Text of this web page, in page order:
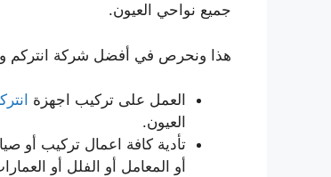
جميع نواحي العيون.
هذا ونحرص في أفضل شركة انتركم
العمل على تركيب اجهزة
العيون.
تأدية كافة اعمال تركيب أو
أو المعامل أو الفلل أو